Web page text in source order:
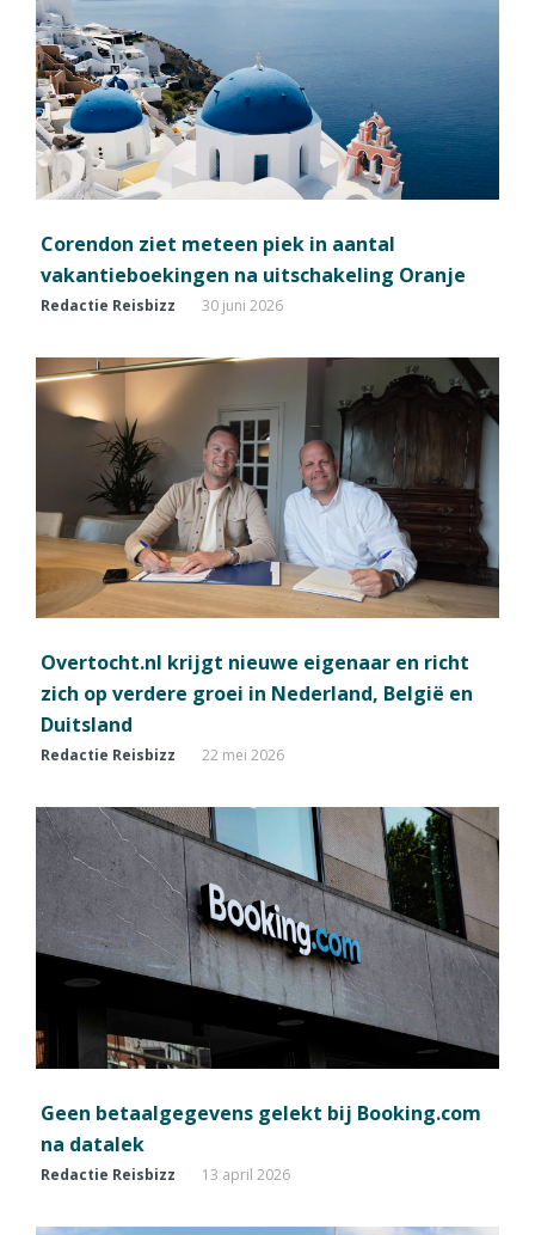
Corendon ziet meteen piek in aantal
vakantieboekingen na uitschakeling Oranje
Redactie Reisbizz 30 juni 2026
Overtocht.nl krijgt nieuwe eigenaar en richt
zich op verdere groei in Nederland, België en
Duitsland
Redactie Reisbizz 22 mei 2026
Geen betaalgegevens gelekt bij Booking.com
na datalek
Redactie Reisbizz 13 april 2026